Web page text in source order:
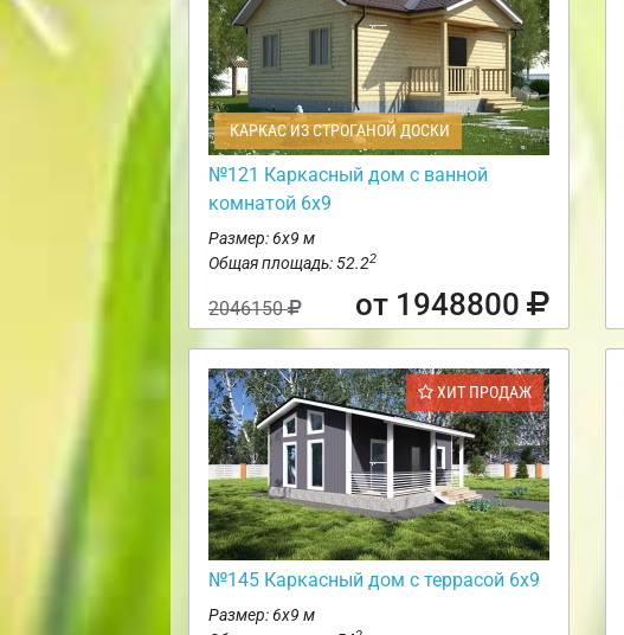
КАРКАС ИЗ СТРОГАНОЙ ДОСКИ
№121 Каркасный дом с ванной
комнатой 6х9
Размер: 6х9 м
Общая площадь: 52.22
2046150 от 1948800
ХИТ ПРОДАЖ
№145 Каркасный дом с террасой 6х9
Размер: 6х9 м